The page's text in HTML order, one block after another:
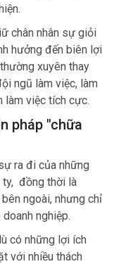
chân nhân sự giỏi
hưởng đến biên lợi
xuyên thay
ngũ làm việc, làm
làm việc tích cực.
pháp "chữa
ra đi của những
ty, đồng thời là
ngoài, nhưng chỉ
nghiệp.
có những lợi ích
với nhiều thách